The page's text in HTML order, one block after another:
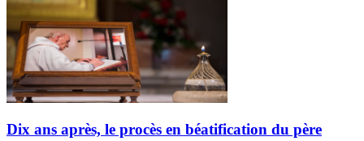
Dix ans après, le procès en béatification du père